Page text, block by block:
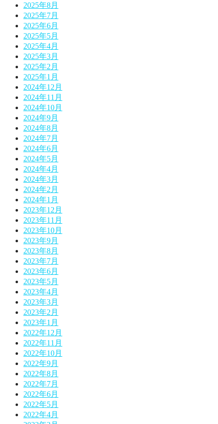
2025年8月
2025年7月
2025年6月
2025年5月
2025年4月
2025年3月
2025年2月
2025年1月
2024年12月
2024年11月
2024年10月
2024年9月
2024年8月
2024年7月
2024年6月
2024年5月
2024年4月
2024年3月
2024年2月
2024年1月
2023年12月
2023年11月
2023年10月
2023年9月
2023年8月
2023年7月
2023年6月
2023年5月
2023年4月
2023年3月
2023年2月
2023年1月
2022年12月
2022年11月
2022年10月
2022年9月
2022年8月
2022年7月
2022年6月
2022年5月
2022年4月